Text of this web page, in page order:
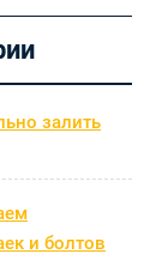
залить
и болтов